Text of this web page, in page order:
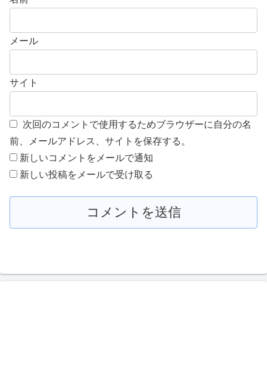
メール
サイト
次回のコメントで使用するためブラウザーに自分の名
前、メールアドレス、サイトを保存する。
新しいコメントをメールで通知
新しい投稿をメールで受け取る